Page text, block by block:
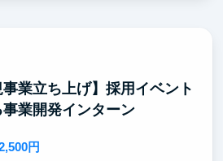
や文面作成、顧客分析、フォロー
織を強くする仕組みづくりにも挑
出せば業界や営業チャネルのオー
者に近い役割まで任せます。
事業立ち上げ】採用イベント
業開発インターン
円